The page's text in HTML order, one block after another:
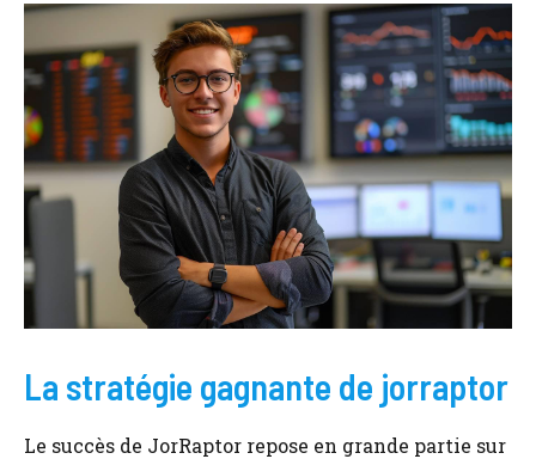
La stratégie gagnante de jorraptor
Le succès de JorRaptor repose en grande partie sur